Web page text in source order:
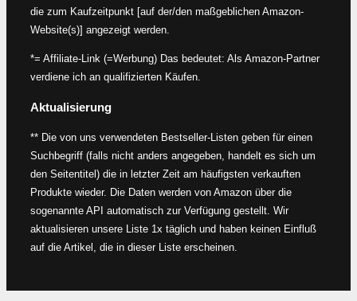
die zum Kaufzeitpunkt [auf der/den maßgeblichen Amazon-
Website(s)] angezeigt werden.
*= Affiliate-Link (=Werbung) Das bedeutet: Als Amazon-Partner
verdiene ich an qualifizierten Käufen.
Aktualisierung
** Die von uns verwendeten Bestseller-Listen geben für einen
Suchbegriff (falls nicht anders angegeben, handelt es sich um
den Seitentitel) die in letzter Zeit am häufigsten verkauften
Produkte wieder. Die Daten werden von Amazon über die
sogenannte API automatisch zur Verfügung gestellt. Wir
aktualisieren unsere Liste 1x täglich und haben keinen Einfluß
auf die Artikel, die in dieser Liste erscheinen.